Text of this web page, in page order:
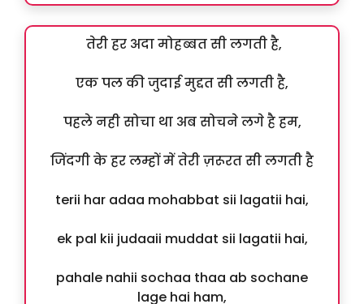
तेरी हर अदा मोहब्बत सी लगती है,
एक पल की जुदाई मुद्दत सी लगती है,
पहले नही सोचा था अब सोचने लगे है हम,
जिंदगी के हर लम्हों में तेरी ज़रूरत सी लगती है
terii har adaa mohabbat sii lagatii hai,
ek pal kii judaaii muddat sii lagatii hai,
pahale nahii sochaa thaa ab sochane
lage hai ham,